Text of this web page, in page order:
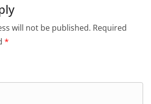
will not be published. Required
*